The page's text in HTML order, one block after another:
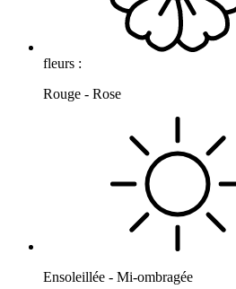
fleurs :
Rouge - Rose
Ensoleillée - Mi-ombragée